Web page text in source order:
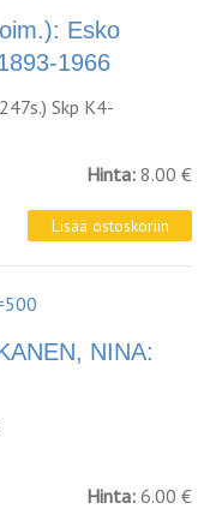
Esko
1966
Skp K4-
Hinta: 8.00 €
NINA:
Hinta: 6.00 €